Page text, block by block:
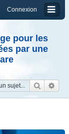
Connexion
pour les
par une